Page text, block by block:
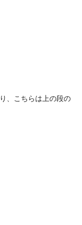
、こちらは上の段の